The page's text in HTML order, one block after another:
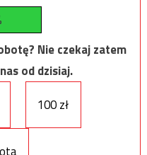
Nie czekaj zatem
od dzisiaj.
100 zł